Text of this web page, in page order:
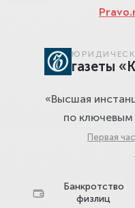
газеты
«Высшая
по ключевым
Первая
Банкротство
физлиц